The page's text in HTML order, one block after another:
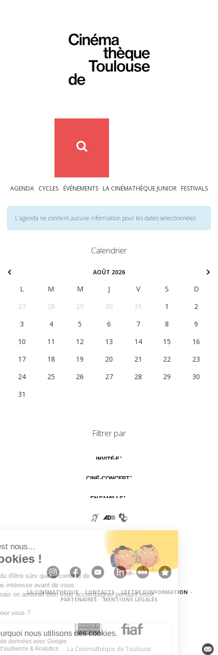
AGENDA CYCLES ÉVÉNEMENTS LA CINÉMATHÈQUE JUNIOR FESTIVALS
L'agenda ne contient aucune information pour les dates selectionnées
Calendrier
AOÛT 2026
L M M J V S
D
27
28 29 30 31 1
2
3
4 5 6 7 8
9
10
11 12 13 14 15
16
17
18 19 20 21 22
23
24
25 26 27 28 29
30
31
Filtrer par
LA CINÉMATHÈQUE · CONTACTS · LETTRE D'INFORMATION ·
PARTENAIRES · MENTIONS LÉGALES
La Cinémathèque de Toulouse